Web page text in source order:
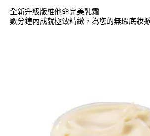
全新升級版維他命完美乳霜
數分鐘內成就極致精緻，為您的無瑕底妝